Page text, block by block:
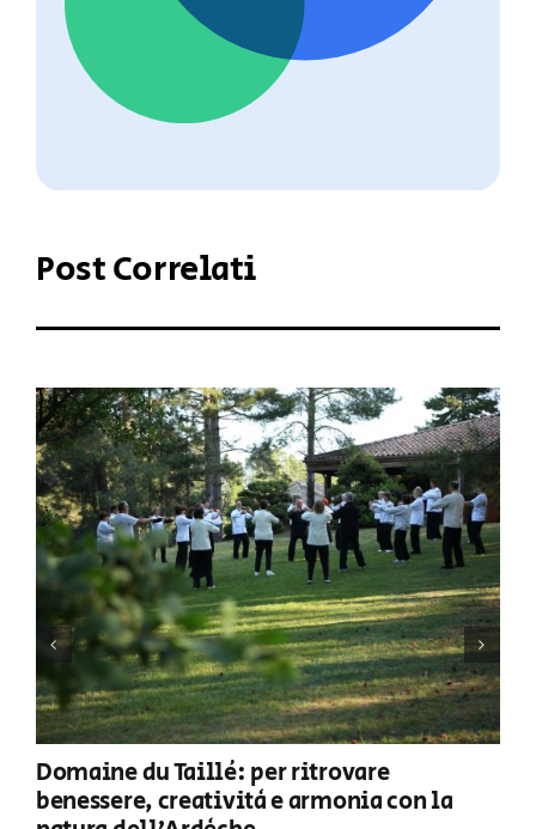
Post Correlati
Domaine du Taillé: per ritrovare
benessere, creatività e armonia con la